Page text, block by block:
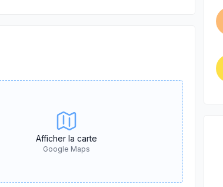
Afficher la carte
Google Maps